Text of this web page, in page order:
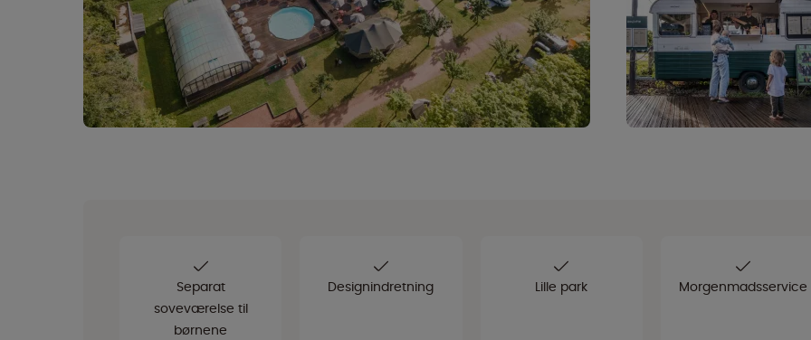
Separat
soveværelse til
børnene
Designindretning Lille park Morgenmadsservice